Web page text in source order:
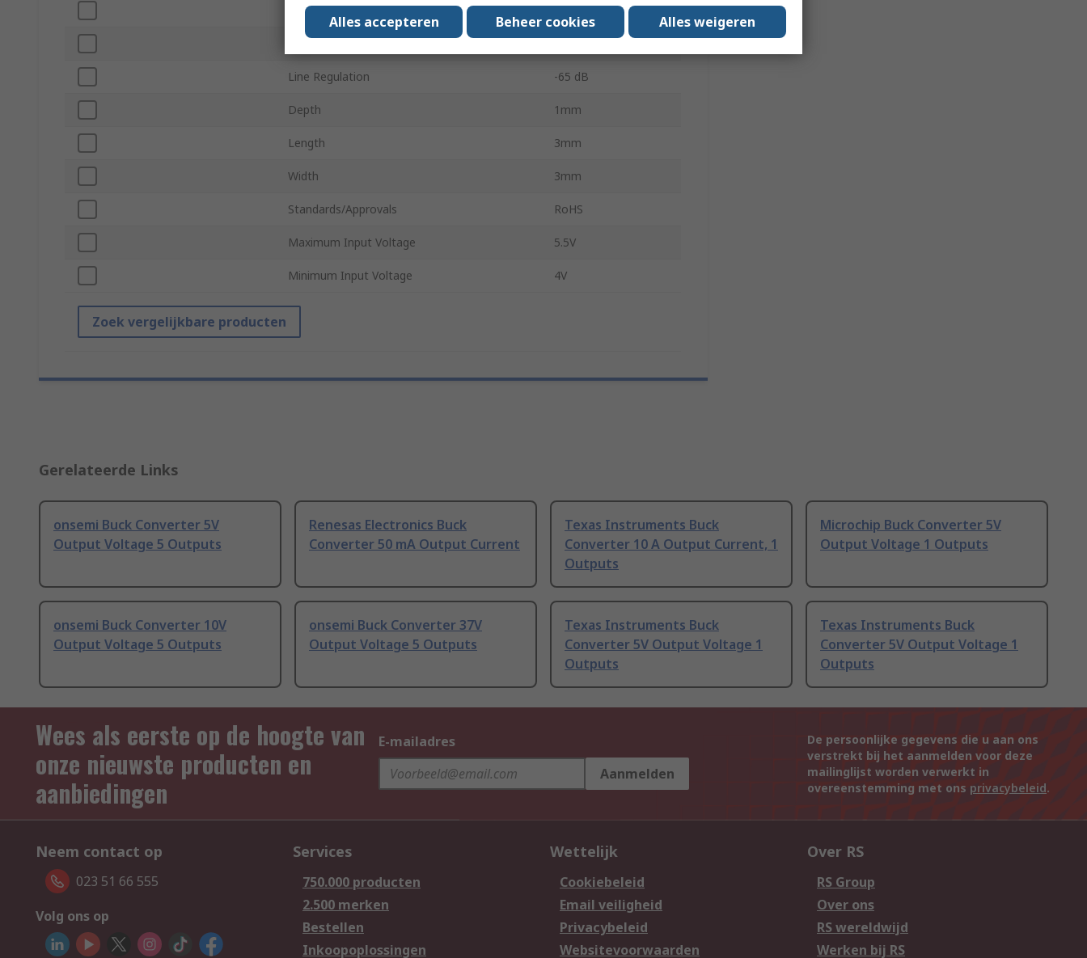
Series NCP1593
Line Regulation -65 dB
Depth 1mm
Length 3mm
Width 3mm
Standards/Approvals RoHS
Maximum Input Voltage 5.5V
Minimum Input Voltage 4V
Zoek vergelijkbare producten
Gerelateerde Links
onsemi Buck Converter 5V
Output Voltage 5 Outputs
Renesas Electronics Buck
Converter 50 mA Output Current
Texas Instruments Buck
Converter 10 A Output Current, 1
Outputs
Microchip Buck Converter 5V
Output Voltage 1 Outputs
onsemi Buck Converter 10V
Output Voltage 5 Outputs
onsemi Buck Converter 37V
Output Voltage 5 Outputs
Texas Instruments Buck
Converter 5V Output Voltage 1
Outputs
Texas Instruments Buck
Converter 5V Output Voltage 1
Outputs
Wees als eerste op de hoogte van
onze nieuwste producten en
aanbiedingen
E-mailadres
Aanmelden
De persoonlijke gegevens die u aan ons
verstrekt bij het aanmelden voor deze
mailinglijst worden verwerkt in
overeenstemming met ons privacybeleid.
Neem contact op
023 51 66 555
Volg ons op
Services
750.000 producten
2.500 merken
Bestellen
Inkoopoplossingen
Wettelijk
Cookiebeleid
Email veiligheid
Privacybeleid
Websitevoorwaarden
Over RS
RS Group
Over ons
RS wereldwijd
Werken bij RS
Alles accepteren Beheer cookies Alles weigeren